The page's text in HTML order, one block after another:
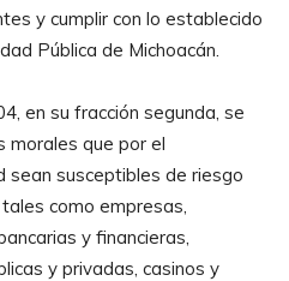
y cumplir con lo establecido
Pública de Michoacán.
en su fracción segunda, se
morales que por el
sean susceptibles de riesgo
como empresas,
y financieras,
y privadas, casinos y